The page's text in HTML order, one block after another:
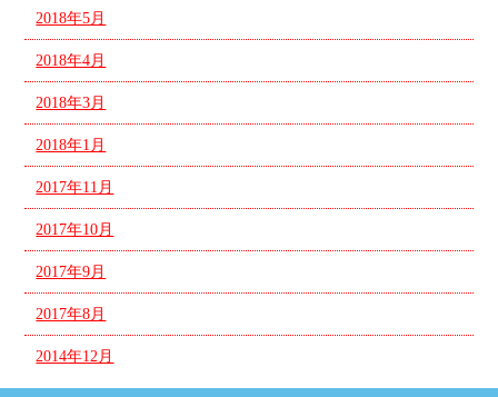
2018年5月
2018年4月
2018年3月
2018年1月
2017年11月
2017年10月
2017年9月
2017年8月
2014年12月